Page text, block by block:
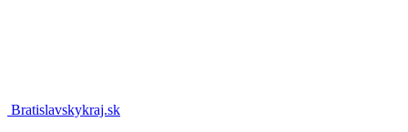
Bratislavskykraj.sk